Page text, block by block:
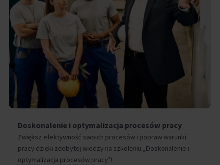
Doskonalenie i optymalizacja procesów pracy
Zwiększ efektywność swoich procesów i popraw warunki
pracy dzięki zdobytej wiedzy na szkoleniu „Doskonalenie i
optymalizacja procesów pracy”!